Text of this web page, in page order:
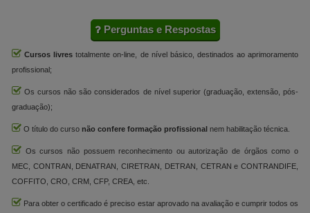
Perguntas e Respostas
Cursos livres totalmente on-line, de nível básico, destinados ao aprimoramento
profissional;
Os cursos não são considerados de nível superior (graduação, extensão, pós-
graduação);
O título do curso não confere formação profissional nem habilitação técnica.
Os cursos não possuem reconhecimento ou autorização de órgãos como o
MEC, CONTRAN, DENATRAN, CIRETRAN, DETRAN, CETRAN e CONTRANDIFE,
COFFITO, CRO, CRM, CFP, CREA, etc.
Para obter o certificado é preciso estar aprovado na avaliação e cumprir todos os